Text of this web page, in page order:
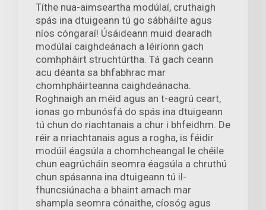
Títhe nua-aimseartha modúlaí, cruthaigh
spás ina dtuigeann tú go sábháilte agus
níos cóngaraí! Úsáideann muid dearadh
modúlaí caighdeánach a léiríonn gach
comhpháirt struchtúrtha. Tá gach ceann
acu déanta sa bhfabhrac mar
chomhpháirteanna caighdeánacha.
Roghnaigh an méid agus an t-eagrú ceart,
ionas go mbunósfá do spás ina dtuigeann
tú chun do riachtanais a chur i bhfeidhm. De
réir a nriachtanais agus a rogha, is féidir
modúil éagsúla a chomhcheangal le chéile
chun eagrúcháin seomra éagsúla a chruthú
chun spásanna ina dtuigeann tú il-
fhuncsiúnacha a bhaint amach mar
shampla seomra cónaithe, cíosóg agus